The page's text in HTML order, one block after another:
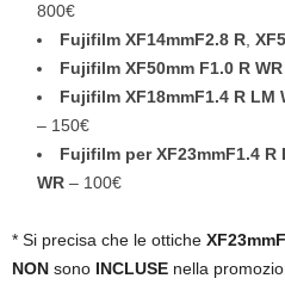
800€
Fujifilm XF14mmF2.8 R,
Fujifilm XF50mm F1.0 R WR
Fujifilm XF18mmF1.4 R LM
– 150€
Fujifilm per XF23mmF1.4 R
WR – 100€
* Si precisa che le ottiche
NON sono INCLUSE nella